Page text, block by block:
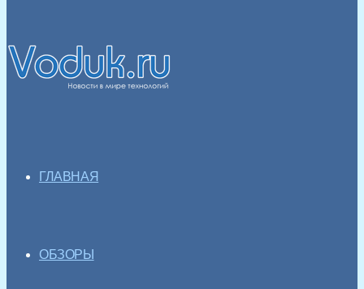
ГЛАВНАЯ
ОБЗОРЫ